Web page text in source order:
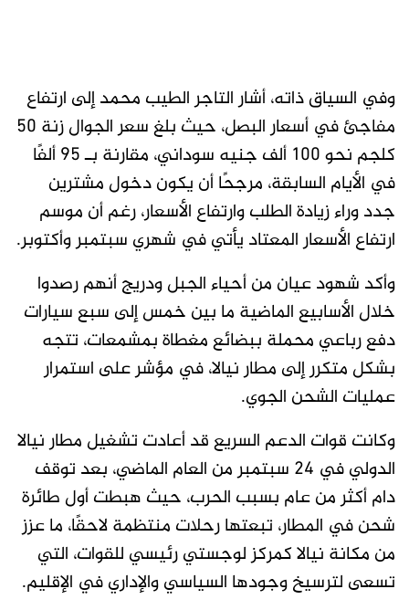
وفي السياق ذاته، أشار التاجر الطيب محمد إلى ارتفاع
مفاجئ في أسعار البصل، حيث بلغ سعر الجوال زنة 50
كلجم نحو 100 ألف جنيه سوداني، مقارنة بـ 95 ألفًا
في الأيام السابقة، مرجحًا أن يكون دخول مشترين
جدد وراء زيادة الطلب وارتفاع الأسعار، رغم أن موسم
ارتفاع الأسعار المعتاد يأتي في شهري سبتمبر وأكتوبر.
وأكد شهود عيان من أحياء الجبل ودريج أنهم رصدوا
خلال الأسابيع الماضية ما بين خمس إلى سبع سيارات
دفع رباعي محملة ببضائع مغطاة بمشمعات، تتجه
بشكل متكرر إلى مطار نيالا، في مؤشر على استمرار
عمليات الشحن الجوي.
وكانت قوات الدعم السريع قد أعادت تشغيل مطار نيالا
الدولي في 24 سبتمبر من العام الماضي، بعد توقف
دام أكثر من عام بسبب الحرب، حيث هبطت أول طائرة
شحن في المطار، تبعتها رحلات منتظمة لاحقًا، ما عزز
من مكانة نيالا كمركز لوجستي رئيسي للقوات، التي
تسعى لترسيخ وجودها السياسي والإداري في الإقليم.